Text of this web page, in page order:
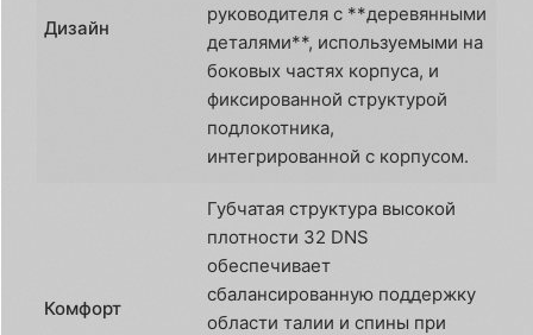
Дизайн
руководителя с **деревянными
деталями**, используемыми на
боковых частях корпуса, и
фиксированной структурой
подлокотника,
интегрированной с корпусом.
Комфорт
Губчатая структура высокой
плотности 32 DNS
обеспечивает
сбалансированную поддержку
области талии и спины при